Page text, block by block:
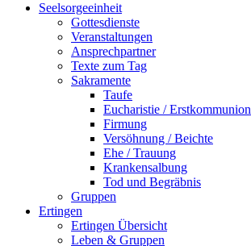
Seelsorgeeinheit
Gottesdienste
Veranstaltungen
Ansprechpartner
Texte zum Tag
Sakramente
Taufe
Eucharistie / Erstkommunion
Firmung
Versöhnung / Beichte
Ehe / Trauung
Krankensalbung
Tod und Begräbnis
Gruppen
Ertingen
Ertingen Übersicht
Leben & Gruppen